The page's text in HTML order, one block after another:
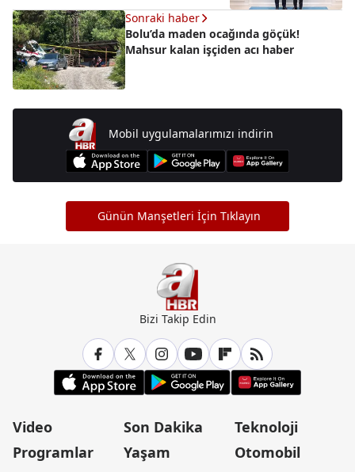
Sonraki haber
Bolu’da maden ocağında göçük!
Mahsur kalan işçiden acı haber
Mobil uygulamalarımızı indirin
Günün Manşetleri İçin Tıklayın
Bizi Takip Edin
Video
Programlar
Son Dakika
Yaşam
Teknoloji
Otomobil